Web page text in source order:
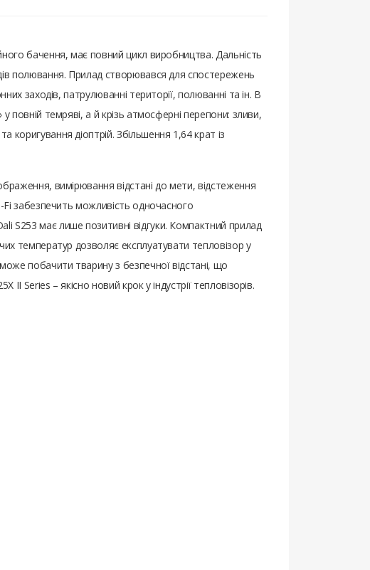
бачення, має повний цикл виробництва. Дальність
полювання. Прилад створювався для спостережень
заходів, патрулюванні території, полюванні та ін. В
темряві, а й крізь атмосферні перепони: зливи,
діоптрій. Збільшення 1,64 крат із
вимірювання відстані до мети, відстеження
Fi забезпечить можливість одночасного
S253 має лише позитивні відгуки. Компактний прилад
температур дозволяє експлуатувати тепловізор у
побачити тварину з безпечної відстані, що
Series – якісно новий крок у індустрії тепловізорів.